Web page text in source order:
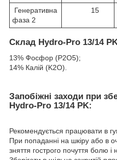
Генеративна
фаза 2
15
Склад Hydro-Pro 13/14
13% Фосфор (P2O5);
14% Калій (K2O).
Запобіжні заходи при
Hydro-Pro 13/14 PK:
Рекомендується працювати в
При попаданні на шкіру або в
зняття гострого почуття болю і